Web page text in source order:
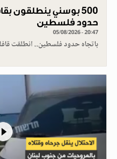
500 بوسني ينطلقون
حدود فلسطين
05/08/2026 - 20:47
باتجاه حدود فلسطين.. انطلقت